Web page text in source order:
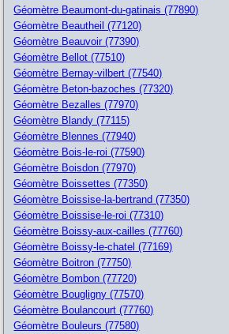
Géomètre Beaumont-du-gatinais (77890)
Géomètre Beautheil (77120)
Géomètre Beauvoir (77390)
Géomètre Bellot (77510)
Géomètre Bernay-vilbert (77540)
Géomètre Beton-bazoches (77320)
Géomètre Bezalles (77970)
Géomètre Blandy (77115)
Géomètre Blennes (77940)
Géomètre Bois-le-roi (77590)
Géomètre Boisdon (77970)
Géomètre Boissettes (77350)
Géomètre Boissise-la-bertrand (77350)
Géomètre Boissise-le-roi (77310)
Géomètre Boissy-aux-cailles (77760)
Géomètre Boissy-le-chatel (77169)
Géomètre Boitron (77750)
Géomètre Bombon (77720)
Géomètre Bougligny (77570)
Géomètre Boulancourt (77760)
Géomètre Bouleurs (77580)